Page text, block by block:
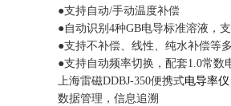
●支持自动/手动温度补偿
●自动识别4种GB电导标准溶液，
●支持不补偿、线性、纯水补偿等
●支持自动频率切换，配套1.0常数
上海雷磁DDBJ-350便携式电导率仪
数据管理，信息追溯